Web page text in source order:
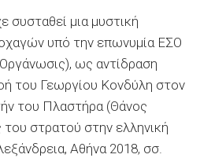
συσταθεί μια μυστική
υπό την επωνυμία ΕΣΟ
ως αντίδραση
του Γεωργίου Κονδύλη στον
του Πλαστήρα (Θάνος
στρατού στην ελληνική
Αθήνα 2018, σσ.